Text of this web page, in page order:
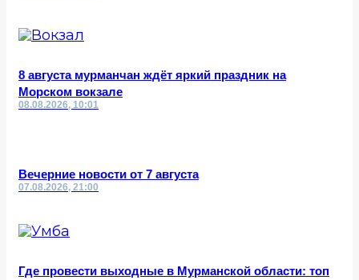
8 августа мурманчан ждёт яркий праздник на
Морском вокзале
08.08.2026, 10:01
Вечерние новости от 7 августа
07.08.2026, 21:00
Где провести выходные в Мурманской области: топ